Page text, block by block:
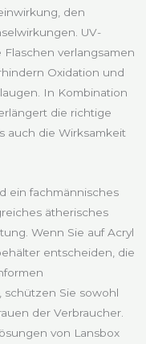
den
UV-
verlangsamen
Oxidation und
In Kombination
die richtige
auch die Wirksamkeit
ein fachmännisches
ätherisches
Wenn Sie auf Acryl
entscheiden, die
schützen Sie sowohl
der Verbraucher.
von Lansbox